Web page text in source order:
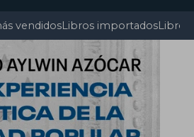
vendidosLibros importadosLibros